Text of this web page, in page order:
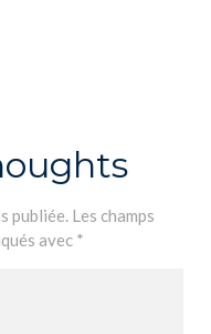
publiée. Les champs
avec *